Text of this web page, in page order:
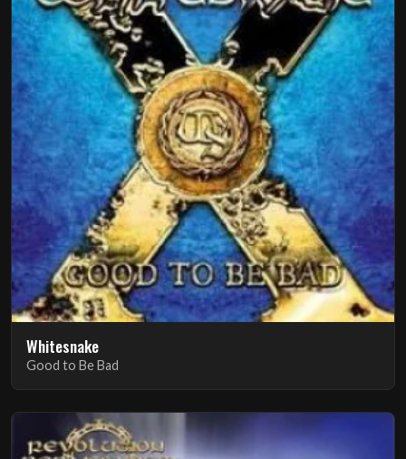
Whitesnake
Good to Be Bad